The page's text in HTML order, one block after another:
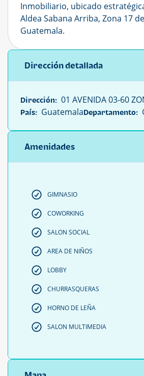
Inmobiliario, ubicado
Aldea Sabana Arriba, Zona 17
Guatemala.
Dirección detallada
Dirección: 01 AVENIDA 03-60
País: GuatemalaDepartamento:
Amenidades
GIMNASIO
COWORKING
SALON SOCIAL
AREA DE NIÑOS
LOBBY
CHURRASQUERAS
HORNO DE LEÑA
SALON MULTIMEDIA